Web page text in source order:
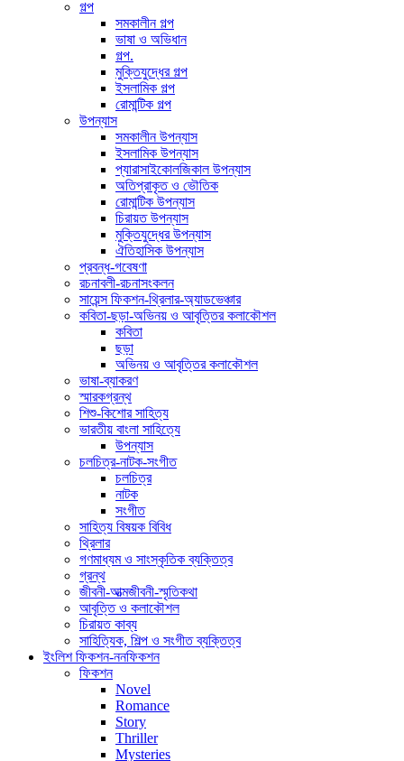
গল্প
সমকালীন গল্প
ভাষা ও অভিধান
গল্প.
মুক্তিযুদ্ধের গল্প
ইসলামিক গল্প
রোমান্টিক গল্প
উপন্যাস
সমকালীন উপন্যাস
ইসলামিক উপন্যাস
প্যারাসাইকোলজিকাল উপন্যাস
অতিপ্রাকৃত ও ভৌতিক
রোমান্টিক উপন্যাস
চিরায়ত উপন্যাস
মুক্তিযুদ্ধের উপন্যাস
ঐতিহাসিক উপন্যাস
প্রবন্ধ-গবেষণা
রচনাবলী-রচনাসংকলন
সায়েন্স ফিকশন-থ্রিলার-অ্যাডভেঞ্চার
কবিতা-ছড়া-অভিনয় ও আবৃত্তির কলাকৌশল
কবিতা
ছড়া
অভিনয় ও আবৃত্তির কলাকৌশল
ভাষা-ব্যাকরণ
স্মারকগ্রন্থ
শিশু-কিশোর সাহিত্য
ভারতীয় বাংলা সাহিত্যে
উপন্যাস
চলচিত্র-নাটক-সংগীত
চলচিত্র
নাটক
সংগীত
সাহিত্য বিষয়ক বিবিধ
থ্রিলার
গণমাধ্যম ও সাংস্কৃতিক ব্যক্তিত্ব
গ্রন্থ
জীবনী-আত্মজীবনী-স্মৃতিকথা
আবৃত্তি ও কলাকৌশল
চিরায়ত কাব্য
সাহিত্যিক, শিল্প ও সংগীত ব্যক্তিত্ব
ইংলিশ ফিকশন-ননফিকশন
ফিকশন
Novel
Romance
Story
Thriller
Mysteries